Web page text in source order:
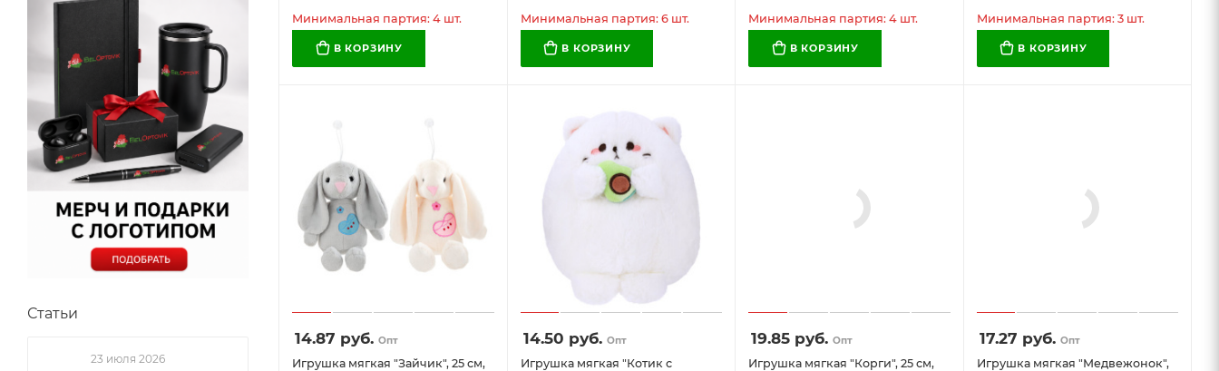
Минимальная партия: 4 шт.
В КОРЗИНУ
Минимальная партия: 6 шт.
В КОРЗИНУ
Минимальная партия: 4 шт.
В КОРЗИНУ
Минимальная партия: 3 шт.
В КОРЗИНУ
14.87 руб. Опт
Игрушка мягкая "Зайчик", 25 см,
14.50 руб. Опт
Игрушка мягкая "Котик с
19.85 руб. Опт
Игрушка мягкая "Корги", 25 см,
17.27 руб. Опт
Игрушка мягкая "Медвежонок",
Статьи
23 июля 2026